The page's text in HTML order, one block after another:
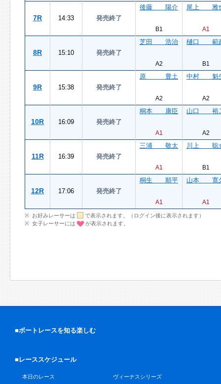
7R 14:33 発売終了
後藤 陽介
B1
尾上 雅
A1
8R 15:10 発売終了
芝田 浩治
A2
樋口 範
B1
9R 15:38 発売終了
原 豊土
A2
中村 魁
A2
10R 16:09 発売終了
桐本 康臣
A1
山口 裕
A2
11R 16:39 発売終了
三浦 敬太
A1
川上 聡
B1
12R 17:06 発売終了
桐生 順平
A1
山本 寛
A1
お好みレーサーは
で表示されます。（ログイン後に表示されます）
女子レーサーには
が表示されます。
■ボートレースを知る楽しむ
■レーススケジュール
本日のレース
ヴィーナスシリーズ